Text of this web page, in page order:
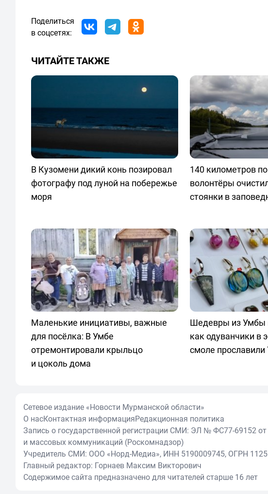
Поделиться
в соцсетях:
ЧИТАЙТЕ ТАКЖЕ
В Кузомени дикий конь позировал
фотографу под луной на побережье
моря
140 километров
волонтёры
стоянки в
Маленькие инициативы, важные
для посёлка: В Умбе
отремонтировали крыльцо
и цоколь дома
Шедевры из Умбы
как одуванчики в
смоле прославили
Сетевое издание «Новости Мурманской области»
О насКонтактная информацияРедакционная политика
Запись о государственной регистрации СМИ: ЭЛ № ФС77-69152
и массовых коммуникаций (Роскомнадзор)
Учредитель СМИ: ООО «Норд-Медиа», ИНН 5190009745, ОГРН
Главный редактор: Горнаев Максим Викторович
Содержимое сайта предназначено для читателей старше 16 лет